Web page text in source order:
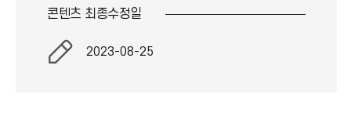
콘텐츠 최종수정일
2023-08-25